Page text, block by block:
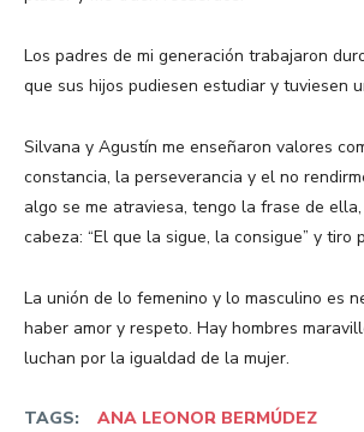
Los padres de mi generación trabajaron
que sus hijos pudiesen estudiar y tuviesen
Silvana y Agustín me enseñaron valores
constancia, la perseverancia y el no
algo se me atraviesa, tengo la frase de
cabeza: “El que la sigue, la consigue” y tiro
La unión de lo femenino y lo masculino es
haber amor y respeto. Hay hombres
luchan por la igualdad de la mujer.
TAGS: ANA LEONOR BERMÚDEZ